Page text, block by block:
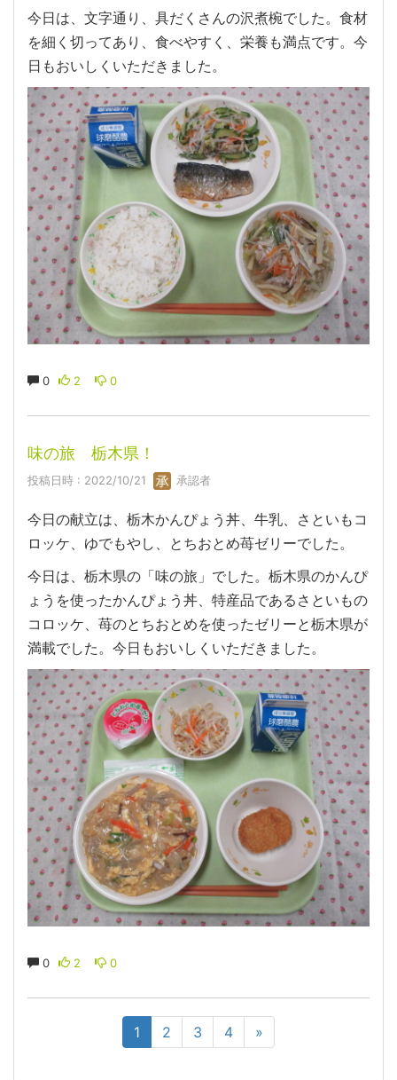
今日は、文字通り、具だくさんの沢煮椀でした。食材
を細く切ってあり、食べやすく、栄養も満点です。今
日もおいしくいただきました。
0 2 0
味の旅 栃木県！
投稿日時 : 2022/10/21 承認者
今日の献立は、栃木かんぴょう丼、牛乳、さといもコ
ロッケ、ゆでもやし、とちおとめ苺ゼリーでした。
今日は、栃木県の「味の旅」でした。栃木県のかんぴ
ょうを使ったかんぴょう丼、特産品であるさといもの
コロッケ、苺のとちおとめを使ったゼリーと栃木県が
満載でした。今日もおいしくいただきました。
0 2 0
1 2 3 4 »